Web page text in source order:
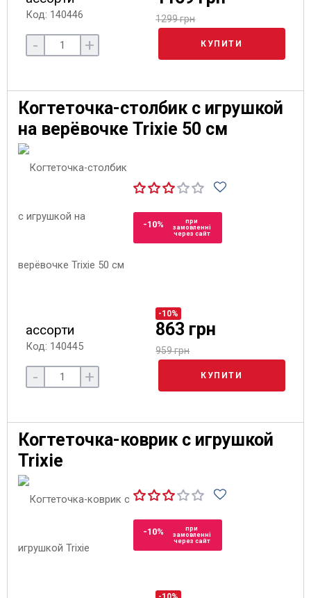
Код: 140446 1299 грн
- + КУПИТИ
Когтеточка-столбик с игрушкой
на верёвочке Trixie 50 см
-10%
при
замовленні
через сайт
ассорти
Код: 140445
-10%
863 грн
959 грн
- + КУПИТИ
Когтеточка-коврик с игрушкой
Trixie
-10%
при
замовленні
через сайт